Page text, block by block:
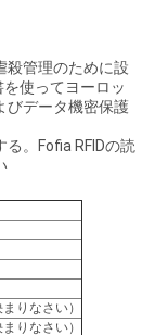
殺管理のために設
使ってヨーロッ
びデータ機密保護
。Fofia RFIDの読
りなさい）
りなさい）